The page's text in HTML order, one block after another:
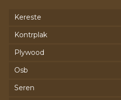
Kereste
Kontrplak
Plywood
Osb
Seren